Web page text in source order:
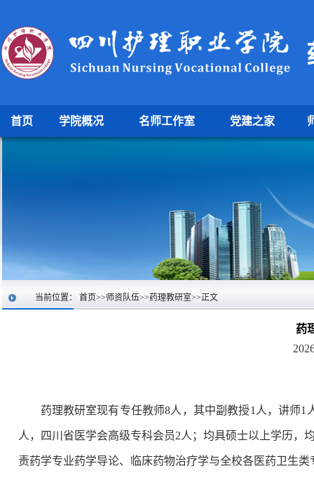
首页 学院概况 名师工作室 党建之家
当前位置： 首页>>师资队伍>>药理教研室>>正文
药
药理教研室现有专任教师8人，其中副教授1人，讲师
人，四川省医学会高级专科会员2人；均具硕士以上学历，
责药学专业药学导论、临床药物治疗学与全校各医药卫生